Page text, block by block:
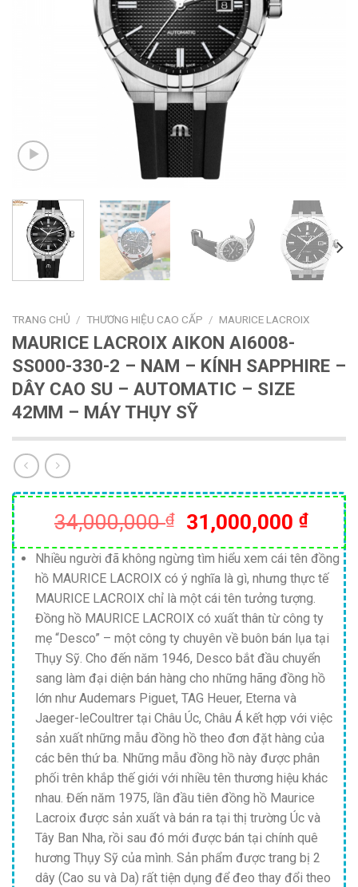
TRANG CHỦ / THƯƠNG HIỆU CAO CẤP / MAURICE LACROIX
MAURICE LACROIX AIKON AI6008-
SS000-330-2 – NAM – KÍNH SAPPHIRE –
DÂY CAO SU – AUTOMATIC – SIZE
42MM – MÁY THỤY SỸ
34,000,000₫
Giá
gốc
là:
34,000,000 ₫.
31,000,000 ₫Giá
hiện
tại
là:
Nhiều người đã không ngừng tìm hiểu xem cái tên đồng
hồ MAURICE LACROIX có ý nghĩa là gì, nhưng thực tế
MAURICE LACROIX chỉ là một cái tên tưởng tượng.
Đồng hồ MAURICE LACROIX có xuất thân từ công ty
mẹ “Desco” – một công ty chuyên về buôn bán lụa tại
Thụy Sỹ. Cho đến năm 1946, Desco bắt đầu chuyển
sang làm đại diện bán hàng cho những hãng đồng hồ
lớn như Audemars Piguet, TAG Heuer, Eterna và
Jaeger-leCoultrer tại Châu Úc, Châu Á kết hợp với việc
sản xuất những mẫu đồng hồ theo đơn đặt hàng của
các bên thứ ba. Những mẫu đồng hồ này được phân
phối trên khắp thế giới với nhiều tên thương hiệu khác
nhau. Đến năm 1975, lần đầu tiên đồng hồ Maurice
Lacroix được sản xuất và bán ra tại thị trường Úc và
Tây Ban Nha, rồi sau đó mới được bán tại chính quê
hương Thụy Sỹ của mình. Sản phẩm được trang bị 2
dây (Cao su và Da) rất tiện dụng để đeo thay đổi theo